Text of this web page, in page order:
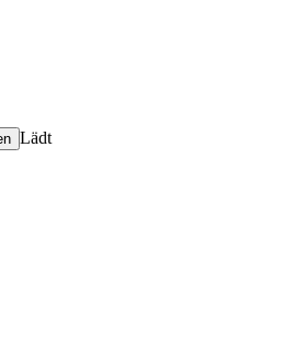
Lädt